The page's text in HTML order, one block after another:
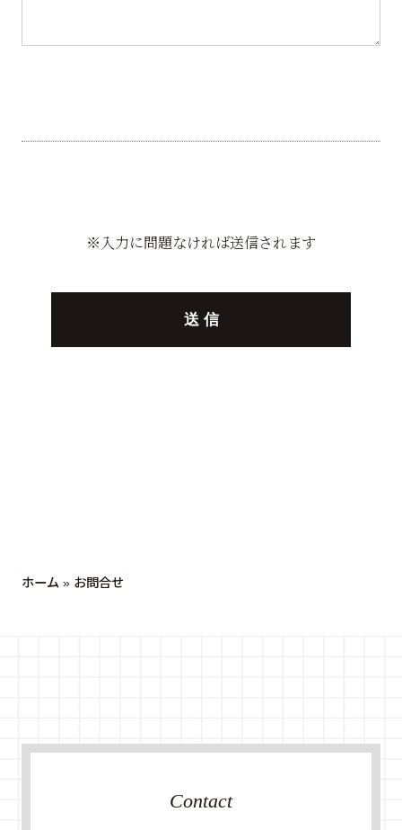
※入力に問題なければ送信されます
ホーム» お問合せ
Contact